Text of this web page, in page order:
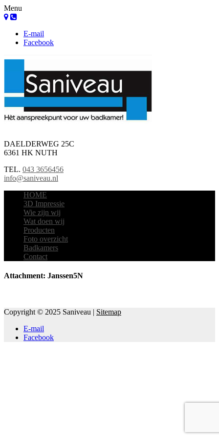
Menu
E-mail
Facebook
DAELDERWEG 25C
6361 HK NUTH
TEL. 043 3656456
info@saniveau.nl
HOME
3D Impressie
Wie zijn wij
Wat doen wij
Producten
Foto overzicht
Badkamers
Contact
Attachment: Janssen5N
Copyright © 2025 Saniveau | Sitemap
E-mail
Facebook